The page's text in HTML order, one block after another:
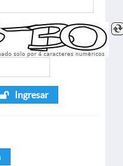
solo por 4 caracteres numèricos
Ingresar